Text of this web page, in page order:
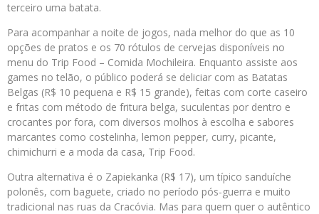
terceiro uma batata.
Para acompanhar a noite de jogos, nada melhor do que as 10
opções de pratos e os 70 rótulos de cervejas disponíveis no
menu do Trip Food – Comida Mochileira. Enquanto assiste aos
games no telão, o público poderá se deliciar com as Batatas
Belgas (R$ 10 pequena e R$ 15 grande), feitas com corte caseiro
e fritas com método de fritura belga, suculentas por dentro e
crocantes por fora, com diversos molhos à escolha e sabores
marcantes como costelinha, lemon pepper, curry, picante,
chimichurri e a moda da casa, Trip Food.
Outra alternativa é o Zapiekanka (R$ 17), um típico sanduíche
polonês, com baguete, criado no período pós-guerra e muito
tradicional nas ruas da Cracóvia. Mas para quem quer o autêntico